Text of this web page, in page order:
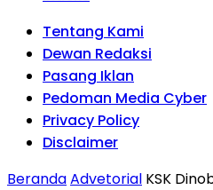
Tentang Kami
Dewan Redaksi
Pasang Iklan
Pedoman Media Cyber
Privacy Policy
Disclaimer
BerandaAdvetorial KSK